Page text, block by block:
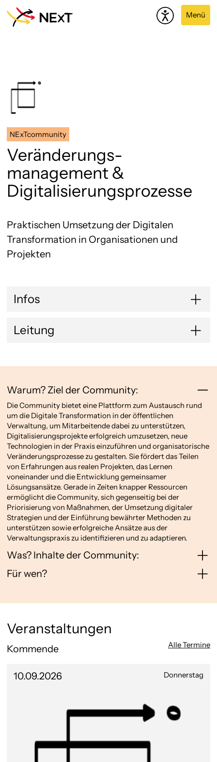
Menü
NExTcommunity
Veränderungs­
management &
Digitalisierungsprozesse
Praktischen Umsetzung der Digitalen
Transformation in Organisationen und
Projekten
Infos
Leitung
Warum? Ziel der Community:
Die Community bietet eine Plattform zum Austausch rund
um die Digitale Transformation in der öffentlichen
Verwaltung, um Mitarbeitende dabei zu unterstützen,
Digitalisierungsprojekte erfolgreich umzusetzen, neue
Technologien in der Praxis einzuführen und organisatorische
Veränderungsprozesse zu gestalten. Sie fördert das Teilen
von Erfahrungen aus realen Projekten, das Lernen
voneinander und die Entwicklung gemeinsamer
Lösungsansätze. Gerade in Zeiten knapper Ressourcen
ermöglicht die Community, sich gegenseitig bei der
Priorisierung von Maßnahmen, der Umsetzung digitaler
Strategien und der Einführung bewährter Methoden zu
unterstützen sowie erfolgreiche Ansätze aus der
Verwaltungspraxis zu identifizieren und zu adaptieren.
Was? Inhalte der Community:
Für wen?
Veranstaltungen
Kommende Alle Termine
10.09.2026 Donnerstag